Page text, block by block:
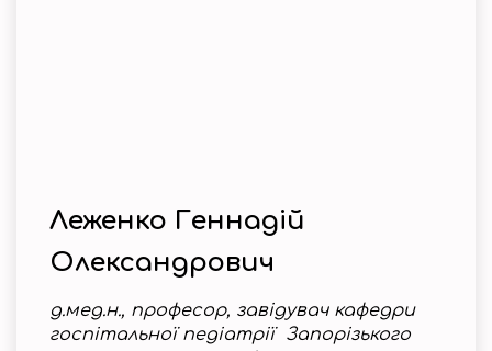
Леженко Геннадій
Олександрович
д.мед.н., професор, завідувач кафедри
госпітальної педіатрії Запорізького